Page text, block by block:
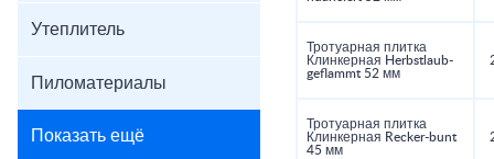
Утеплитель
Пиломатериалы
Показать ещё
Тротуарная плитка
Клинкерная Herbstlaub-
geflammt 52 мм
Тротуарная плитка
Клинкерная Recker-bunt
45 мм